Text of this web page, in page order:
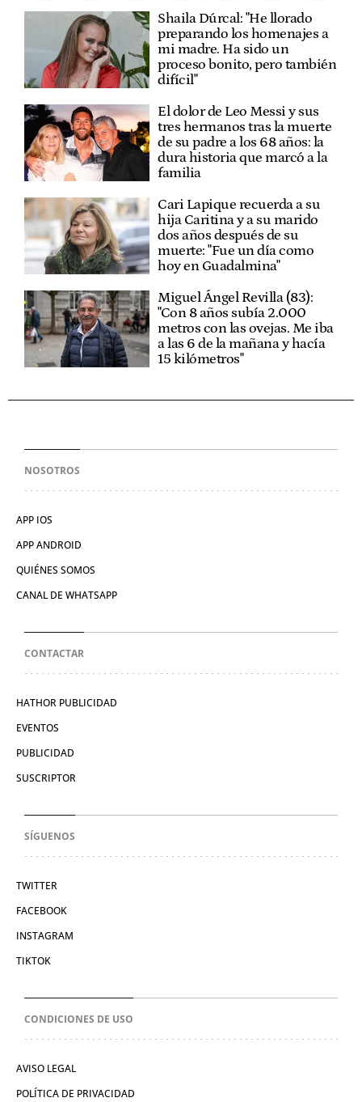
Shaila Dúrcal: "He llorado
preparando los homenajes a
mi madre. Ha sido un
proceso bonito, pero también
difícil"
El dolor de Leo Messi y sus
tres hermanos tras la muerte
de su padre a los 68 años: la
dura historia que marcó a la
familia
Cari Lapique recuerda a su
hija Caritina y a su marido
dos años después de su
muerte: "Fue un día como
hoy en Guadalmina"
Miguel Ángel Revilla (83):
"Con 8 años subía 2.000
metros con las ovejas. Me iba
a las 6 de la mañana y hacía
15 kilómetros"
NOSOTROS
APP IOS
APP ANDROID
QUIÉNES SOMOS
CANAL DE WHATSAPP
CONTACTAR
HATHOR PUBLICIDAD
EVENTOS
PUBLICIDAD
SUSCRIPTOR
SÍGUENOS
TWITTER
FACEBOOK
INSTAGRAM
TIKTOK
CONDICIONES DE USO
AVISO LEGAL
POLÍTICA DE PRIVACIDAD